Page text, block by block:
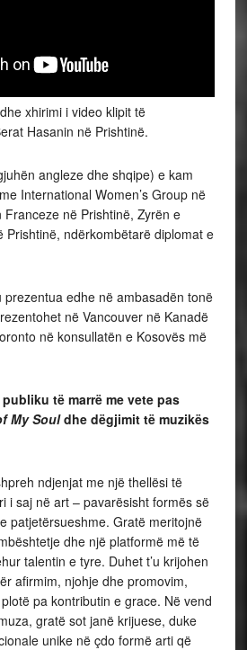
xhirimi i video klipit të
Hasanin në Prishtinë.
angleze dhe shqipe) e kam
International Women’s Group në
Franceze në Prishtinë, Zyrën e
Prishtinë, ndërkombëtarë diplomat e
prezentua edhe në ambasadën tonë
në Vancouver në Kanadë
në konsullatën e Kosovës më
të marrë me vete pas
My Souldhe dëgjimit të muzikës
ndjenjat me një thellësi të
i saj në art – pavarësisht formës së
patjetërsueshme. Gratë meritojnë
dhe një platformë më të
talentin e tyre. Duhet t’u krijohen
afirmim, njohje dhe promovim,
pa kontributin e grace. Në vend
gratë sot janë krijuese, duke
unike në çdo formë arti që